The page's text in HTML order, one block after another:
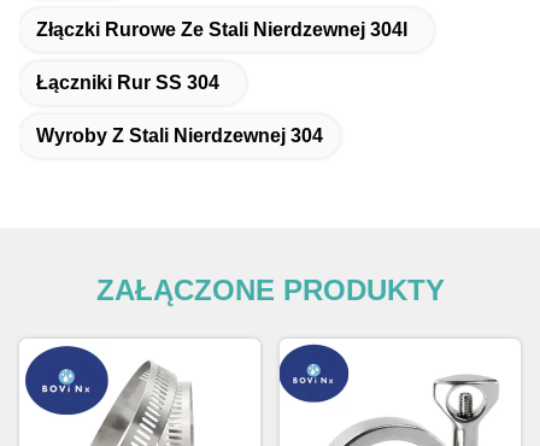
Złączki Rurowe Ze Stali Nierdzewnej 304l
Łączniki Rur SS 304
Wyroby Z Stali Nierdzewnej 304
ZAŁĄCZONE PRODUKTY